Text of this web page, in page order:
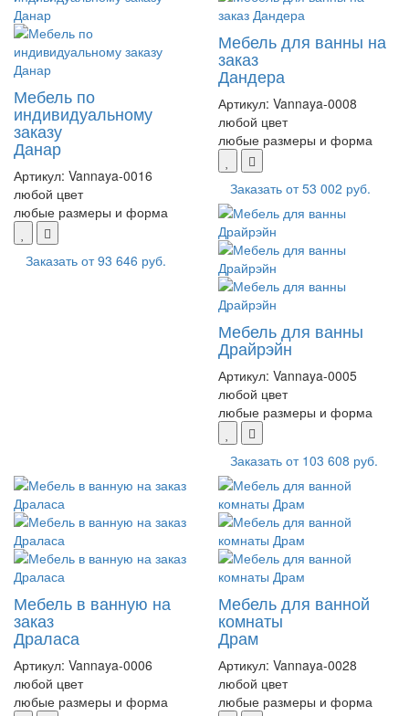
Мебель по
индивидуальному
заказу
Данар
Артикул: Vannaya-0016
любой цвет
любые размеры и форма
Заказать от93 646 руб.
Мебель для ванны на
заказ
Дандера
Артикул: Vannaya-0008
любой цвет
любые размеры и форма
Заказать от53 002 руб.
Мебель для ванны
Драйрэйн
Артикул: Vannaya-0005
любой цвет
любые размеры и форма
Заказать от 103 608 руб.
Мебель в ванную на
заказ
Драласа
Артикул: Vannaya-0006
любой цвет
любые размеры и форма
Мебель для ванной
комнаты
Драм
Артикул: Vannaya-0028
любой цвет
любые размеры и форма